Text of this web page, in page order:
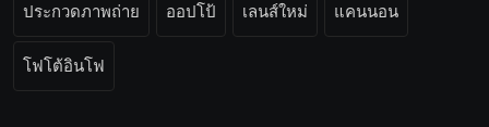
ประกวดภาพถ่าย ออปโป้ เลนส์ใหม่ แคนนอน
โฟโต้อินโฟ